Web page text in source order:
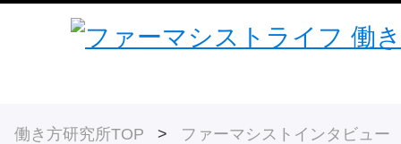
働き方研究所TOP > ファーマシストインタビュー